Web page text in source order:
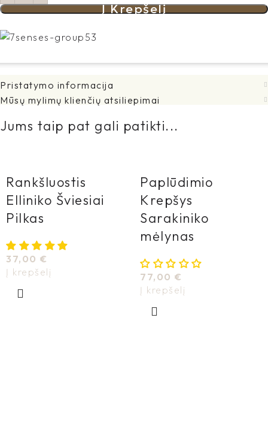
Į Krepšelį
Pristatymo informacija
Mūsų mylimų klienčių atsiliepimai
Jums taip pat gali patikti...
Rankšluostis
Elliniko Šviesiai
Pilkas
37,00 €
Į krepšelį
Paplūdimio
Krepšys
Sarakiniko
mėlynas
77,00 €
Į krepšelį